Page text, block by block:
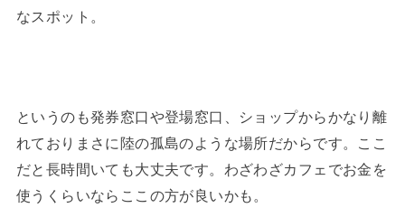
なスポット。
というのも発券窓口や登場窓口、ショップからかなり離
れておりまさに陸の孤島のような場所だからです。ここ
だと長時間いても大丈夫です。わざわざカフェでお金を
使うくらいならここの方が良いかも。